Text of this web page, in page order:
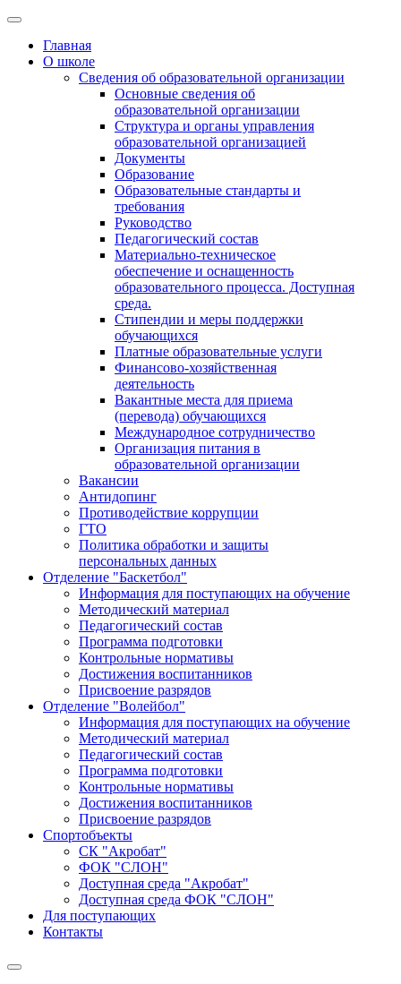
Главная
О школе
Сведения об образовательной организации
Основные сведения об
образовательной организации
Структура и органы управления
образовательной организацией
Документы
Образование
Образовательные стандарты и
требования
Руководство
Педагогический состав
Материально-техническое
обеспечение и оснащенность
образовательного процесса. Доступная
среда.
Стипендии и меры поддержки
обучающихся
Платные образовательные услуги
Финансово-хозяйственная
деятельность
Вакантные места для приема
(перевода) обучающихся
Международное сотрудничество
Организация питания в
образовательной организации
Вакансии
Антидопинг
Противодействие коррупции
ГТО
Политика обработки и защиты
персональных данных
Отделение "Баскетбол"
Информация для поступающих на обучение
Методический материал
Педагогический состав
Программа подготовки
Контрольные нормативы
Достижения воспитанников
Присвоение разрядов
Отделение "Волейбол"
Информация для поступающих на обучение
Методический материал
Педагогический состав
Программа подготовки
Контрольные нормативы
Достижения воспитанников
Присвоение разрядов
Спортобъекты
СК "Акробат"
ФОК "СЛОН"
Доступная среда "Акробат"
Доступная среда ФОК "СЛОН"
Для поступающих
Контакты